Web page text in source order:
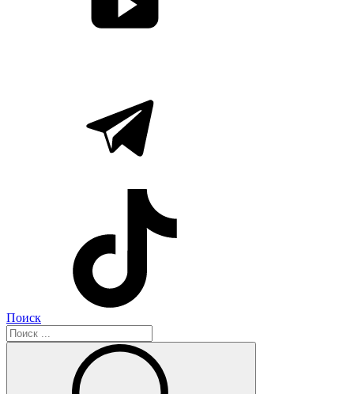
Поиск